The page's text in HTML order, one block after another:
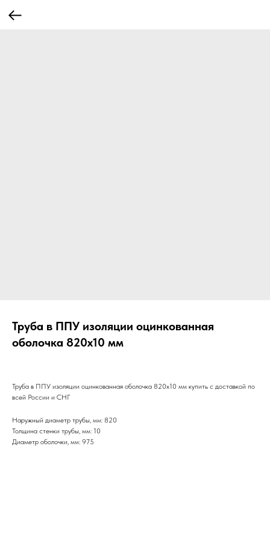
Труба в ППУ изоляции оцинкованная
оболочка 820х10 мм
Труба в ППУ изоляции оцинкованная оболочка 820х10 мм купить с доставкой по
всей России и СНГ
Наружный диаметр трубы, мм: 820
Толщина стенки трубы, мм: 10
Диаметр оболочки, мм: 975